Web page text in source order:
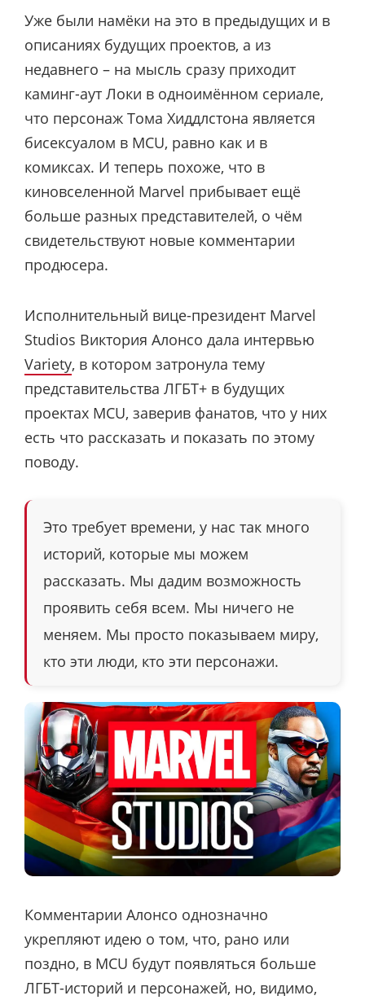
Уже были намёки на это в предыдущих и в
описаниях будущих проектов, а из
недавнего – на мысль сразу приходит
каминг-аут Локи в одноимённом сериале,
что персонаж Тома Хиддлстона является
бисексуалом в MCU, равно как и в
комиксах. И теперь похоже, что в
киновселенной Marvel прибывает ещё
больше разных представителей, о чём
свидетельствуют новые комментарии
продюсера.
Исполнительный вице-президент Marvel
Studios Виктория Алонсо дала интервью
Variety, в котором затронула тему
представительства ЛГБТ+ в будущих
проектах MCU, заверив фанатов, что у них
есть что рассказать и показать по этому
поводу.
Это требует времени, у нас так много
историй, которые мы можем
рассказать. Мы дадим возможность
проявить себя всем. Мы ничего не
меняем. Мы просто показываем миру,
кто эти люди, кто эти персонажи.
Комментарии Алонсо однозначно
укрепляют идею о том, что, рано или
поздно, в MCU будут появляться больше
ЛГБТ-историй и персонажей, но, видимо,